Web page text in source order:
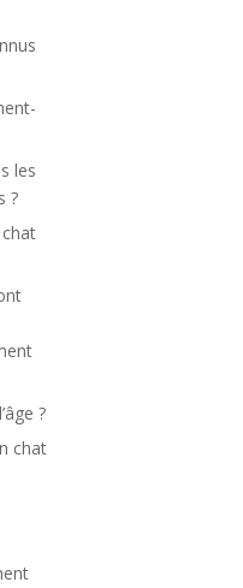
les
?
?
chat